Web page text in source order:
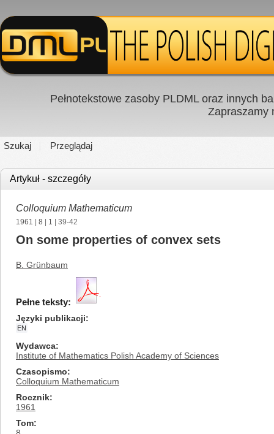
Pełnotekstowe zasoby PLDML oraz innych
Zapraszamy
Szukaj Przeglądaj
Artykuł - szczegóły
Colloquium Mathematicum
1961 8 1 | 39-42
On some properties of convex sets
B. Grünbaum
Pełne teksty:
Języki publikacji
EN
Wydawca
Institute of Mathematics Polish Academy of Sciences
Czasopismo
Colloquium Mathematicum
Rocznik
1961
Tom